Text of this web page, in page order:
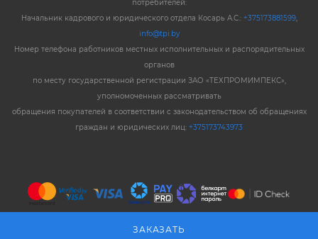
ЗАКАЗАТЬ
потребителей:
Начальник кадрового и юридического отдела Косарь А.С.: +375173881599,
info@tpi.by
Номер телефона работников местных исполнительных и распорядительных
органов
по месту государственной регистрации ЗАО «ТЕХПРОМИМПЕКС»,
уполномоченных рассматривать
обращения покупателей в соответствии с законодательством об обращениях
граждан и юридических лиц: +375173743973